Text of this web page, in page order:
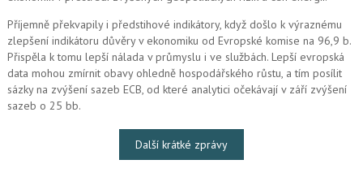
Příjemně překvapily i předstihové indikátory, když došlo k výraznému
zlepšení indikátoru důvěry v ekonomiku od Evropské komise na 96,9 b.
Přispěla k tomu lepší nálada v průmyslu i ve službách. Lepší evropská
data mohou zmírnit obavy ohledně hospodářského růstu, a tím posílit
sázky na zvýšení sazeb ECB, od které analytici očekávají v září zvýšení
sazeb o 25 bb.
Další krátké zprávy